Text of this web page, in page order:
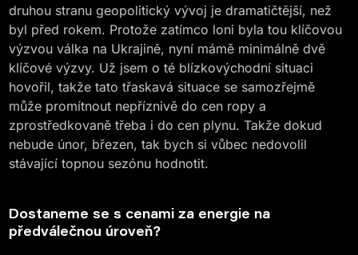
druhou stranu geopolitický vývoj je dramatičtější, než
byl před rokem. Protože zatímco loni byla tou klíčovou
výzvou válka na Ukrajině, nyní mámě minimálně dvě
klíčové výzvy. Už jsem o té blízkovýchodní situaci
hovořil, takže tato třaskavá situace se samozřejmě
může promítnout nepříznivě do cen ropy a
zprostředkovaně třeba i do cen plynu. Takže dokud
nebude únor, březen, tak bych si vůbec nedovolil
stávající topnou sezónu hodnotit.
Dostaneme se s cenami za energie na
předválečnou úroveň?